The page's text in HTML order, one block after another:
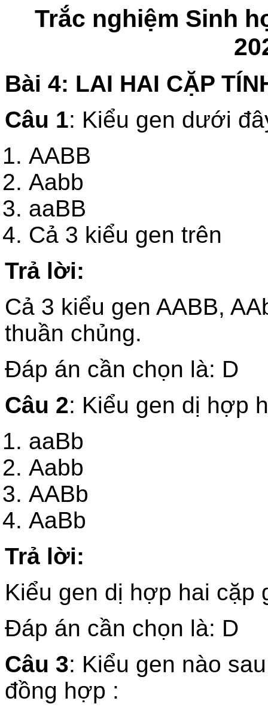
Trắc nghiệm Sinh
Bài 4: LAI HAI CẶP
Câu 1: Kiểu gen dưới
AABB
Aabb
aaBB
Cả 3 kiểu gen trên
Trả lời:
Cả 3 kiểu gen AABB,
thuần chủng.
Đáp án cần chọn là: D
Câu 2: Kiểu gen dị hợp
aaBb
Aabb
AABb
AaBb
Trả lời:
Kiểu gen dị hợp hai cặp
Đáp án cần chọn là: D
Câu 3: Kiểu gen nào
đồng hợp :